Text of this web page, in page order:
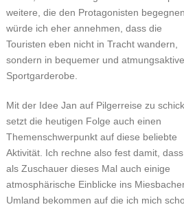
weitere, die den Protagonisten
würde ich eher annehmen, dass die
Touristen eben nicht in Tracht wandern,
sondern in bequemer und
Sportgarderobe.
Mit der Idee Jan auf Pilgerreise zu
setzt die heutigen Folge auch einen
Themenschwerpunkt auf diese beliebte
Aktivität. Ich rechne also fest damit,
als Zuschauer dieses Mal auch einige
atmosphärische Einblicke ins
Umland bekommen auf die ich mich